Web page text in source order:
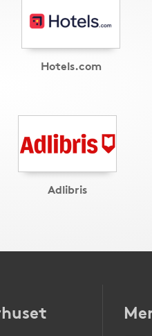
Hotels.com
Adlibris